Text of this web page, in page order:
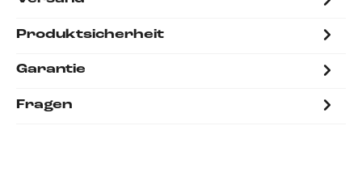
Produktsicherheit
Garantie
Fragen